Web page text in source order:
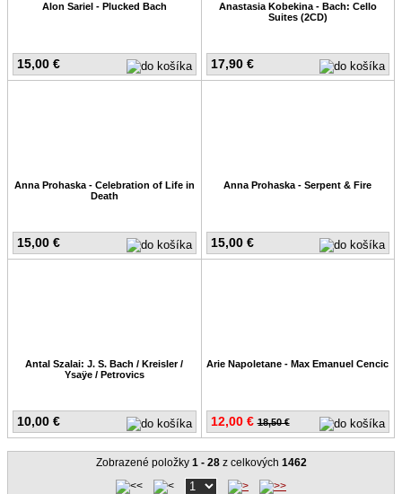
15,00 €
Alon Sariel - Plucked Bach
17,90 €
Anastasia Kobekina - Bach: Cello
Suites (2CD)
15,00 €
Anna Prohaska - Celebration of Life in
Death
15,00 €
Anna Prohaska - Serpent & Fire
10,00 €
Antal Szalai: J. S. Bach / Kreisler /
Ysaÿe / Petrovics
12,00 € 18,50 €
Arie Napoletane - Max Emanuel Cencic
Zobrazené položky 1 - 28z celkových 1462